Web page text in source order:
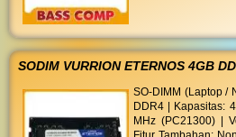
SODIM VURRION ETERNOS 4GB
SO-DIMM (Laptop /
DDR4 | Kapasitas:
MHz (PC21300) |